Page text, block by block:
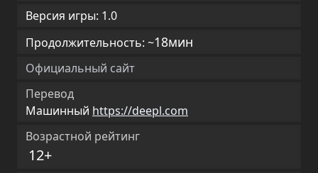
Версия игры: 1.0
Продолжительность: ~18мин
Официальный сайт
Перевод
Машинный https://deepl.com
Возрастной рейтинг
12+